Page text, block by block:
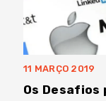
11 MARÇO 2019
Os Desafios